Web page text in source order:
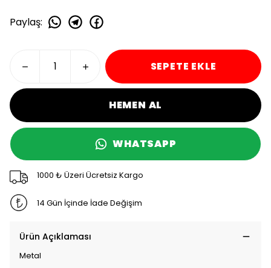
Paylaş:
SEPETE EKLE
HEMEN AL
WHATSAPP
1000 ₺ Üzeri Ücretsiz Kargo
14 Gün İçinde İade Değişim
Ürün Açıklaması
Metal